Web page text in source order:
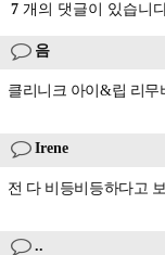
7 개의 댓글이 있습니
음
클리니크 아이&립 리무
Irene
전 다 비등비등하다고
..